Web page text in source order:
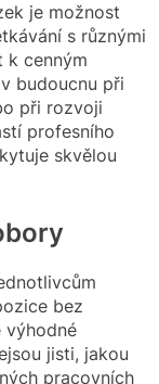
je možnost
s různými
k cenným
budoucnu při
při rozvoji
profesního
skvělou
bez
výhodné
jisti, jakou
pracovních